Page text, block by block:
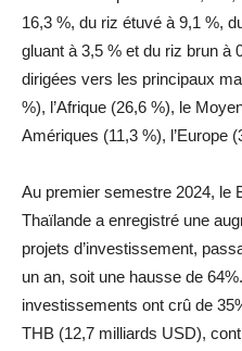
16,3 %, du riz étuvé à 9,1 %,
gluant à 3,5 % et du riz brun à
dirigées vers les principaux
%), l’Afrique (26,6 %), le
Amériques (11,3 %), l’Europe
Au premier semestre 2024, le
Thaïlande a enregistré une
projets d’investissement,
un an, soit une hausse de
investissements ont crû de
THB (12,7 milliards USD),